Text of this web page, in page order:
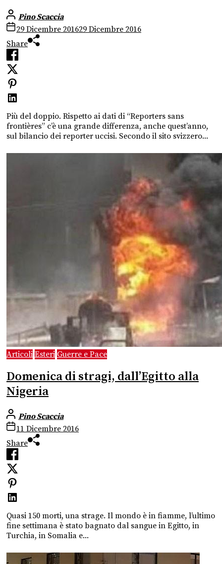
Pino Scaccia
29 Dicembre 201629 Dicembre 2016
Share
Più del doppio. Rispetto ai dati di “Reporters sans
frontières” c’è una grande differenza, anche quest’anno,
sul bilancio dei reporter uccisi. Secondo il sito svizzero...
Articoli Esteri Guerre e Pace
Domenica di stragi, dall’Egitto alla
Nigeria
Pino Scaccia
11 Dicembre 2016
Share
Quasi 150 morti, una strage. Il mondo è in fiamme, l’ultimo
fine settimana è stato bagnato dal sangue in Egitto, in
Turchia, in Somalia e...